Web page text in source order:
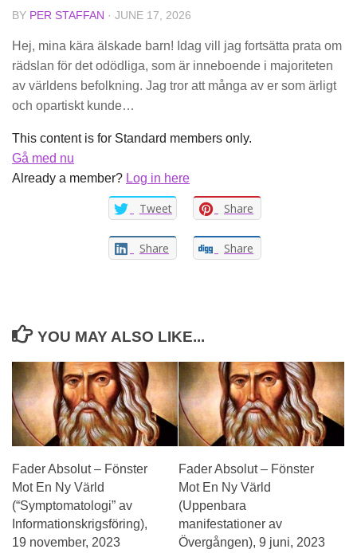
BY PER STAFFAN · JUNE 17, 2026
Hej, mina kära älskade barn! Idag vill jag fortsätta prata om
rädslan för det odödliga, som är inneboende i majoriteten
av världens befolkning. Jag tror att många av er som ärligt
och opartiskt kunde…
This content is for Standard members only.
Gå med nu
Already a member? Log in here
Tweet Share
Share Share
YOU MAY ALSO LIKE...
Fader Absolut – Fönster
Mot En Ny Värld
(“Symptomatologi” av
Informationskrigsföring),
19 november, 2023
Fader Absolut – Fönster
Mot En Ny Värld
(Uppenbara
manifestationer av
Övergången), 9 juni, 2023